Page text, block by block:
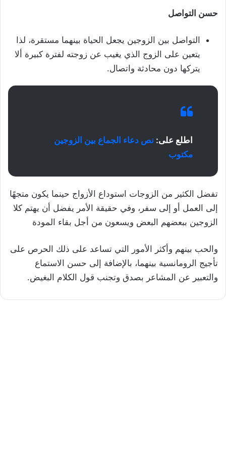
حسن التواصل
التواصل بين الزوجين يجعل الحياة بينهما مستقرة، لذا
يتعين على الزوج الذي يغيب عن زوجته لفترة كبيرة ألا
يتركها دون محادثة واتصال.
اطلع على: نص دعاء الجماع بين الزوجين
مكتوب
تفضل الكثير من الزوجات استوداع الأزواج حينما يكون متجهًا
إلى العمل أو إلى سفر، وفي حقيقة الأمر يفضل أن يهتم كلا
الزوجين ببعضهم البعض ويسعون من أجل بقاء المودة
والحب بينهم وأكثر الأمور التي تساعد على ذلك الحرص على
تأجيج الرومانسية بينهما، بالإضافة إلى حسن الاستماع
والتعبير عن المشاعر بصدق وتجنب قول الكلام البغيض.